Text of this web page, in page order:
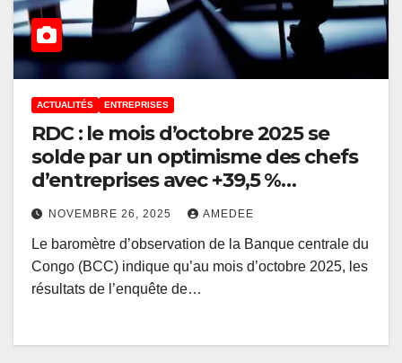
ACTUALITÉS ENTREPRISES
RDC : le mois d’octobre 2025 se
solde par un optimisme des chefs
d’entreprises avec +39,5 %
d’opinions positives (BCC)
NOVEMBRE 26, 2025 AMEDEE
Le baromètre d’observation de la Banque centrale du
Congo (BCC) indique qu’au mois d’octobre 2025, les
résultats de l’enquête de…